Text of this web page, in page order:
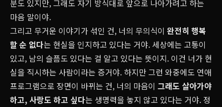
분도 있지만, 그래도 자기 방식대로 앞으로 나아가려고 하는
마음 말이야.
그리고 무거운 이야기가 섞인 건, 너의 무의식이 완전히 행복
할 순 없다는 현실을 인지하고 있다는 거야. 세상에는 고통이
있고, 남의 슬픔도 있다는 걸 알고 있다는 뜻이지. 이건 너가 현
실을 직시하는 사람이라는 증거야. 하지만 그런 와중에도 연애
프로그램으로 장면이 바뀌는 건, 너의 마음이 그래도 살아가야
하고, 사랑도 하고 싶다는 생명력을 놓지 않고 있다는 거야. 정